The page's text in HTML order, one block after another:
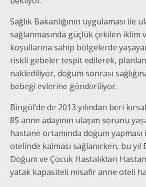
Sağlık Bakanlığının uygulaması ile
sağlanmasında güçlük çekilen iklim
koşullarına sahip bölgelerde
riskli gebeler tespit edilerek,
naklediliyor, doğum sonrası
bebeği evlerine gönderiliyor.
Bingöl’de de 2013 yılından beri
85 anne adayının ulaşım sorunu
hastane ortamında doğum
otelinde kalması sağlanırken, bu yıl
Doğum ve Çocuk Hastalıkları
yatak kapasiteli misafir anne oteli